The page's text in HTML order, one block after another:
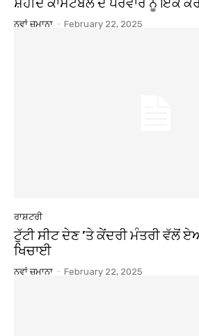
ਨਵਾਂ ਜ਼ਮਾਨਾ - February 22, 2025
ਰਾਸ਼ਟਰੀ
ਟੁੱਟੀ ਸੀਟ ਦੇਣ ’ਤੇ ਕੇਂਦਰੀ ਮੰਤਰੀ ਵੱਲੋਂ
ਖਿਚਾਈ
ਨਵਾਂ ਜ਼ਮਾਨਾ - February 22, 2025